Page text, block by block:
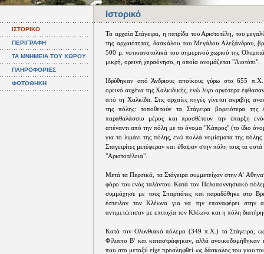
Ιστορικό
ΙΣΤΟΡΙΚΟ
ΠΕΡΙΓΡΑΦΗ
ΤΑ ΜΝΗΜΕΙΑ ΤΟΥ ΧΩΡΟΥ
ΠΛΗΡΟΦΟΡΙΕΣ
ΦΩΤΟΘΗΚΗ
Τα αρχαία Στάγειρα, η πατρίδα του Αριστοτέλη, του
της αρχαιότητας, δασκάλου του Μεγάλου Αλεξάνδρου,
500 μ. νοτιοανατολικά του σημερινού χωριού της
μικρή, ορεινή χερσόνησο, η οποία ονομάζεται "Λιοτόπι".
Ιδρύθηκαν από Άνδριους αποίκους γύρω στο 655 π.Χ.
ορεινό αυχένα της Χαλκιδικής, ενώ λίγο αργότερα
από τη Χαλκίδα. Στις αρχαίες πηγές γίνεται ακριβής
της πόλης: τοποθετούν τα Στάγειρα βορειότερα
παραθαλάσσιο μέρος και προσθέτουν την ύπαρξη
απέναντι από την πόλη με το όνομα "Κάπρος" (το ίδιο
για το λιμάνι της πόλης, ενώ πολλά νομίσματα της
Σταγειρίτες μετέφεραν και έθαψαν στην πόλη τους τα
"Αριστοτέλεια".
Μετά τα Περσικά, τα Στάγειρα συμμετείχαν στην Α'
φόρο του ενός ταλάντου. Κατά τον Πελοποννησιακό
συμμάχησε με τους Σπαρτιάτες και παραδόθηκε στο
έστειλαν τον Κλέωνα για να την επαναφέρει στην
αντιμετώπισαν με επιτυχία τον Κλέωνα και η πόλη
Κατά τον Ολυνθιακό πόλεμο (349 π.Χ.) τα Στάγειρα,
Φίλιππο Β' και καταστράφηκαν, αλλά ανοικοδομήθηκαν
που στο μεταξύ είχε προσληφθεί ως δάσκαλος του γιου